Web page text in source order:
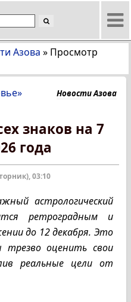
Азова » Просмотр
Новости Азова
знаков на 7
года
03:10
астрологический
ретроградным и
до 12 декабря. Это
трезво оценить свои
реальные цели от